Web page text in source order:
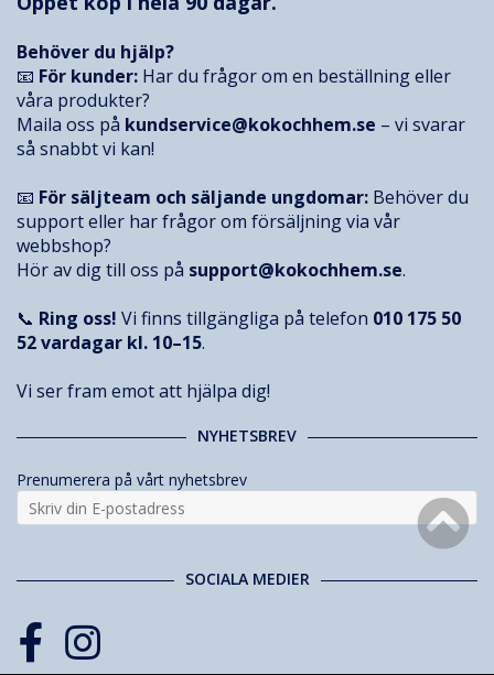
Behöver du hjälp?
📧 För kunder: Har du frågor om en beställning eller
våra produkter?
Maila oss på kundservice@kokochhem.se – vi svarar
så snabbt vi kan!
📧 För säljteam och säljande ungdomar: Behöver du
support eller har frågor om försäljning via vår
webbshop?
Hör av dig till oss på support@kokochhem.se.
📞 Ring oss! Vi finns tillgängliga på telefon 010 175 50
52vardagar kl. 10–15.
Vi ser fram emot att hjälpa dig!
NYHETSBREV
Prenumerera på vårt nyhetsbrev
SOCIALA MEDIER